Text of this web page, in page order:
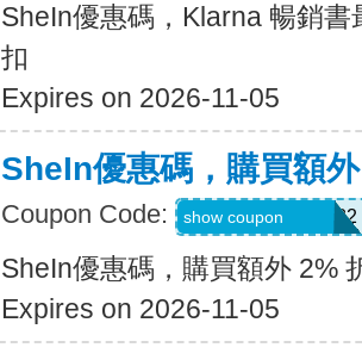
SheIn優惠碼，Klarna 暢銷
扣
Expires on 2026-11-05
SheIn優惠碼，購買額
Coupon Code: Coriannekotel7582
show coupon
SheIn優惠碼，購買額外 2%
Expires on 2026-11-05